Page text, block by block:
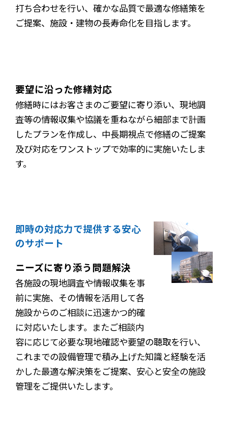
打ち合わせを行い、確かな品質で最適な修繕策を
ご提案、施設・建物の長寿命化を目指します。
要望に沿った修繕対応
修繕時にはお客さまのご要望に寄り添い、現地調
査等の情報収集や協議を重ねながら細部まで計画
したプランを作成し、中長期視点で修繕のご提案
及び対応をワンストップで効率的に実施いたしま
す。
即時の対応力で提供する安心
のサポート
ニーズに寄り添う問題解決
各施設の現地調査や情報収集を事
前に実施、その情報を活用して各
施設からのご相談に迅速かつ的確
に対応いたします。またご相談内
容に応じて必要な現地確認や要望の聴取を行い、
これまでの設備管理で積み上げた知識と経験を活
かした最適な解決策をご提案、安心と安全の施設
管理をご提供いたします。